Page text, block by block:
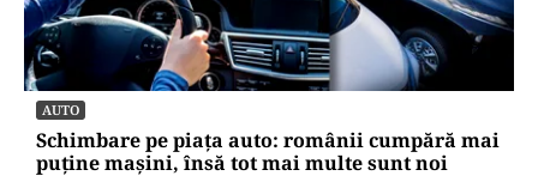
AUTO
Schimbare pe piața auto: românii cumpără mai
puține mașini, însă tot mai multe sunt noi